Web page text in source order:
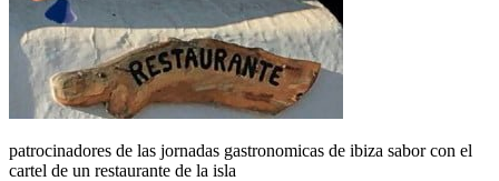
patrocinadores de las jornadas gastronomicas de ibiza sabor con el
cartel de un restaurante de la isla